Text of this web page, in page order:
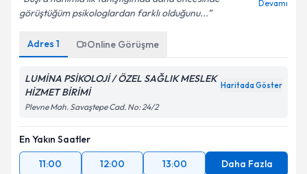
Büşra hanımla ilk tanıştığımda daha öncesinde
görüştüğüm psikologlardan farklı olduğunu...
Online Görüşme
LUMİNA PSİKOLOJİ / ÖZEL SAĞLIK MESLEK
Plevne Mah. Savaştepe Cad. No: 24/2